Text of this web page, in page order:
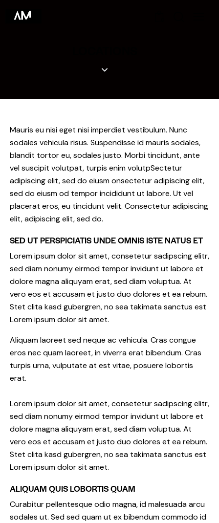
Mauris eu nisi eget nisi imperdiet vestibulum. Nunc
sodales vehicula risus. Suspendisse id mauris sodales,
blandit tortor eu, sodales justo. Morbi tincidunt, ante
vel suscipit volutpat, turpis enim volutpSectetur
adipiscing elit, sed do eiusm onsectetur adipiscing elit,
sed do eiusm od tempor incididunt ut labore. Ut vel
placerat eros, eu tincidunt velit. Consectetur adipiscing
elit, adipiscing elit, sed do.
SED UT PERSPICIATIS UNDE OMNIS ISTE NATUS ET
Lorem ipsum dolor sit amet, consetetur sadipscing elitr,
sed diam nonumy eirmod tempor invidunt ut labore et
dolore magna aliquyam erat, sed diam voluptua. At
vero eos et accusam et justo duo dolores et ea rebum.
Stet clita kasd gubergren, no sea takimata sanctus est
Lorem ipsum dolor sit amet.
Aliquam laoreet sed neque ac vehicula. Cras congue
eros nec quam laoreet, in viverra erat bibendum. Cras
turpis urna, vulputate at est vitae, posuere lobortis
erat.
Lorem ipsum dolor sit amet, consetetur sadipscing elitr,
sed diam nonumy eirmod tempor invidunt ut labore et
dolore magna aliquyam erat, sed diam voluptua. At
vero eos et accusam et justo duo dolores et ea rebum.
Stet clita kasd gubergren, no sea takimata sanctus est
Lorem ipsum dolor sit amet.
ALIQUAM QUIS LOBORTIS QUAM
Curabitur pellentesque odio magna, id malesuada arcu
sodales ut. Sed sed quam ut ex bibendum commodo id